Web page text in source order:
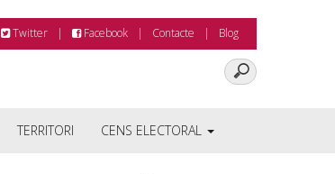
Twitter Facebook Contacte Blog
TERRITORI CENS ELECTORAL